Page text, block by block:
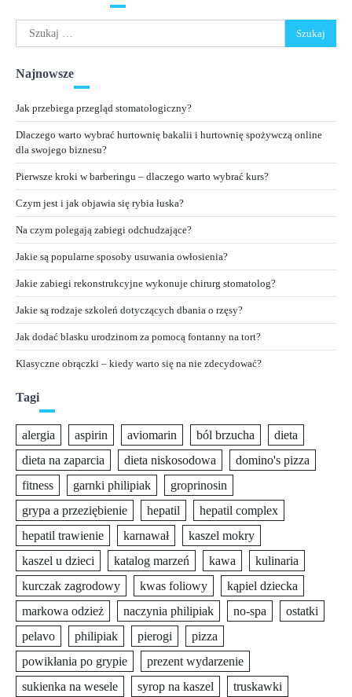
Szukaj:
Najnowsze
Jak przebiega przegląd stomatologiczny?
Dlaczego warto wybrać hurtownię bakalii i hurtownię spożywczą online
dla swojego biznesu?
Pierwsze kroki w barberingu – dlaczego warto wybrać kurs?
Czym jest i jak objawia się rybia łuska?
Na czym polegają zabiegi odchudzające?
Jakie są popularne sposoby usuwania owłosienia?
Jakie zabiegi rekonstrukcyjne wykonuje chirurg stomatolog?
Jakie są rodzaje szkoleń dotyczących dbania o rzęsy?
Jak dodać blasku urodzinom za pomocą fontanny na tort?
Klasyczne obrączki – kiedy warto się na nie zdecydować?
Tagi
alergia aspirin aviomarin ból brzucha
dieta
dieta na zaparcia
dieta niskosodowa
domino's pizza
fitness
garnki philipiak
groprinosin
grypa a przeziębienie
hepatil
hepatil complex
hepatil trawienie
karnawał
kaszel mokry
kaszel u dzieci
katalog marzeń kawa
kulinaria
kurczak zagrodowy
kwas foliowy
kąpiel dziecka
markowa odzież
naczynia philipiak no-spa
ostatki
pelavo
philipiak pierogi
pizza
powikłania po grypie
prezent wydarzenie
sukienka na wesele
syrop na kaszel truskawki